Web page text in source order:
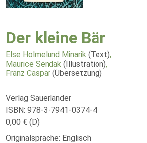
Der kleine Bär
Else Holmelund Minarik (Text),
Maurice Sendak (Illustration),
Franz Caspar (Übersetzung)
Verlag Sauerländer
ISBN: 978-3-7941-0374-4
0,00 € (D)
Originalsprache: Englisch